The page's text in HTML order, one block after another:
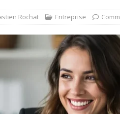
Rochat Entreprise